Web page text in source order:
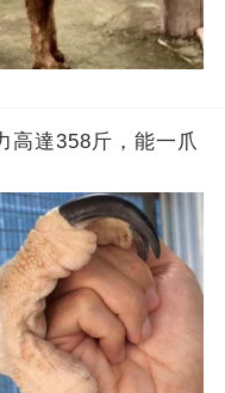
高達358斤，能一爪